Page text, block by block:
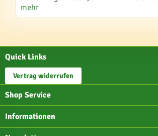
mehr
Quick Links
Vertrag widerrufen
Shop Service
Informationen